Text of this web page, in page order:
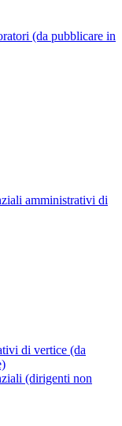
(da pubblicare in
amministrativi di
di vertice (da
(dirigenti non